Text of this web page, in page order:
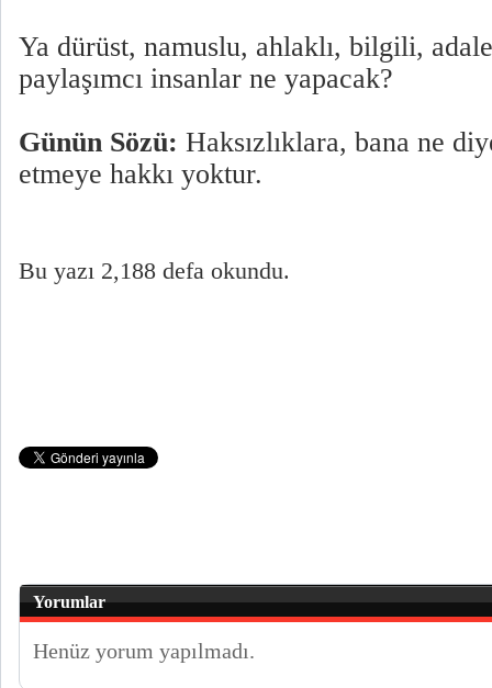
Ya dürüst, namuslu, ahlaklı, bilgili,
paylaşımcı insanlar ne yapacak?
Günün Sözü: Haksızlıklara, bana ne
etmeye hakkı yoktur.
Bu yazı 2,188 defa okundu.
Yorumlar
Henüz yorum yapılmadı.